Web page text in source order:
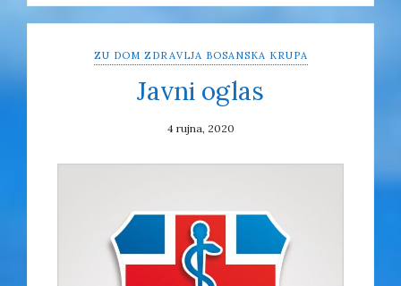
ZU DOM ZDRAVLJA BOSANSKA KRUPA
Javni oglas
4 rujna, 2020